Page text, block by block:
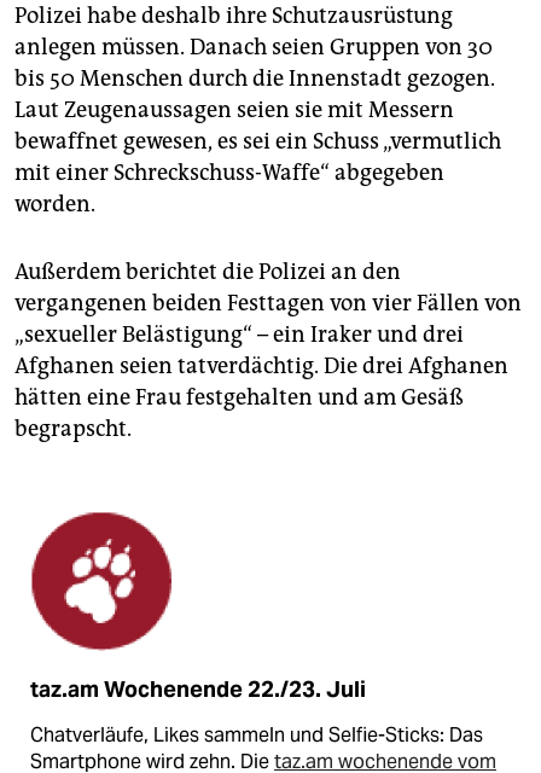
Polizei habe deshalb ihre Schutzausrüstung
anlegen müssen. Danach seien Gruppen von 30
bis 50 Menschen durch die Innenstadt gezogen.
Laut Zeugenaussagen seien sie mit Messern
bewaffnet gewesen, es sei ein Schuss „vermutlich
mit einer Schreckschuss-Waffe“ abgegeben
worden.
Außerdem berichtet die Polizei an den
vergangenen beiden Festtagen von vier Fällen von
„sexueller Belästigung“ – ein Iraker und drei
Afghanen seien tatverdächtig. Die drei Afghanen
hätten eine Frau festgehalten und am Gesäß
begrapscht.
taz.am Wochenende 22./23. Juli
Chatverläufe, Likes sammeln und Selfie-Sticks: Das
Smartphone wird zehn. Dietaz.am wochenende vom